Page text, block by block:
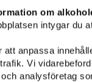
om
intygar du
anpassa
Vi
analysföretag
Casa